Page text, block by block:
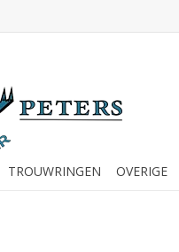
TROUWRINGEN OVERIGE